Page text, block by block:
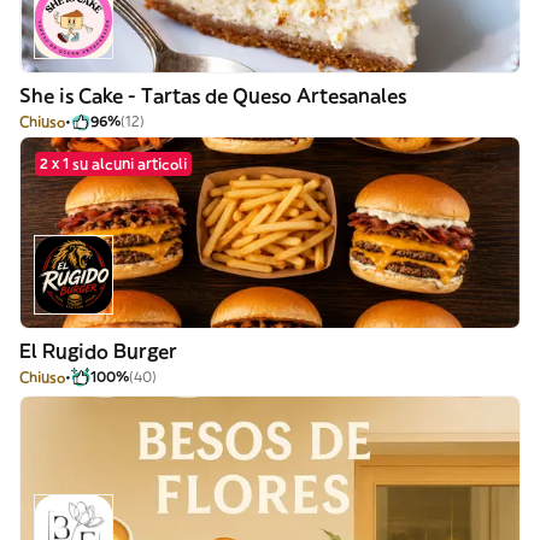
She is Cake - Tartas de Queso Artesanales
Chiuso 96%(12)
2 x 1 su alcuni articoli
El Rugido Burger
Chiuso 100%(40)